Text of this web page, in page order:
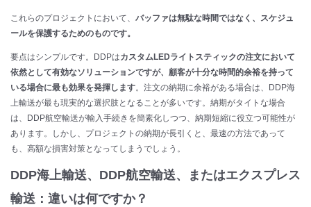
これらのプロジェクトにおいて、 バッファは無駄な時間ではなく、スケジュ
ールを保護するためのものです。
要点はシンプルです。DDPはカスタムLEDライトスティックの注文において
依然として有効なソリューションですが、顧客が十分な時間的余裕を持って
いる場合に最も効果を発揮します。注文の納期に余裕がある場合は、DDP海
上輸送が最も現実的な選択肢となることが多いです。納期がタイトな場合
は、DDP航空輸送が輸入手続きを簡素化しつつ、納期短縮に役立つ可能性が
あります。しかし、プロジェクトの納期が長引くと、最速の方法であって
も、高額な損害対策となってしまうでしょう。
DDP海上輸送、DDP航空輸送、またはエクスプレス
輸送：違いは何ですか？